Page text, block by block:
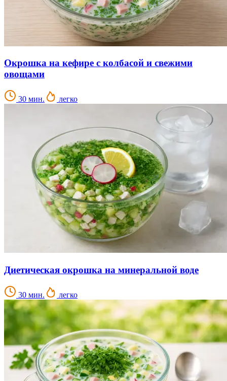
Окрошка на кефире с колбасой и свежими
овощами
30 мин. легко
Диетическая окрошка на минеральной воде
30 мин. легко